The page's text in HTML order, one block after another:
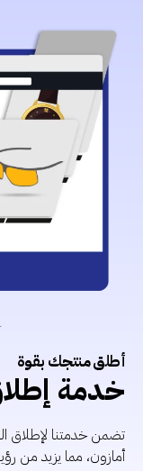
أطلق منتجك بقوة
خدمة
تضمن خدمتنا لإطلاق
أمازون، مما يزيد من